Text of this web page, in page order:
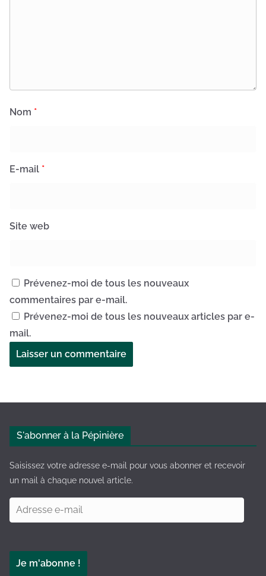
Nom *
E-mail *
Site web
Prévenez-moi de tous les nouveaux
commentaires par e-mail.
Prévenez-moi de tous les nouveaux articles par e-
mail.
e
v
S'abonner à la Pépinière
Saisissez votre adresse e-mail pour vous abonner et recevoir
un mail à chaque nouvel article.
d
Je m'abonne !